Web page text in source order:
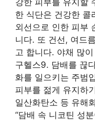
강한 피부를 유지할
한 식단은 건강한 콜
외선으로 인한 피부
니다. 또 건선, 여드
고 합니다. 야채 많
구헬스9. 담배를 끊
화를 일으키는 주범
피부를 젊게 유지하
일산화탄소 등 유해
“담배 속 니코틴 성